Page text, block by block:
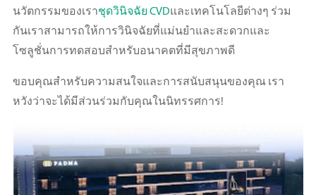
นวัตกรรมของเราชุดวินิจฉัย CVDและเทคโนโลยีต่างๆ ร่วม
กันเราสามารถให้การวินิจฉัยที่แม่นยำและสะดวกและ
โซลูชั่นการทดสอบสำหรับอนาคตที่มีสุขภาพดี
ขอบคุณสำหรับความสนใจและการสนับสนุนของคุณ เรา
หวังว่าจะได้มีส่วนร่วมกับคุณในนิทรรศการ!